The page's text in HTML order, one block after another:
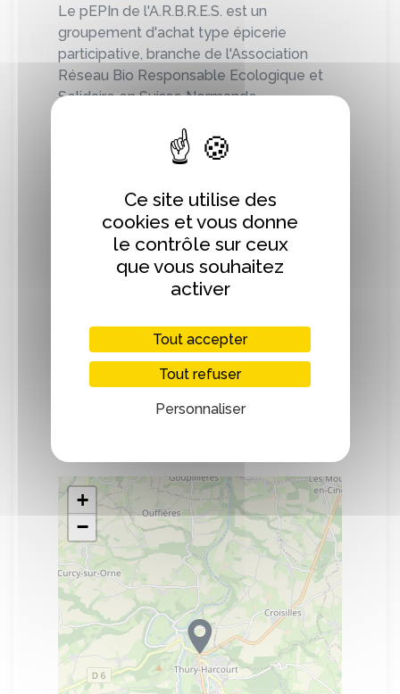
Le pEPIn de l'A.R.B.R.E.S. est un
groupement d'achat type épicerie
participative, branche de l'Association
Réseau Bio Responsable Ecologique et
Solidaire en Suisse Normande.
développer le lien social via la mise en
œuvre de pratiques alimentaires
Les produits proposés aux membres
adhérents du pEPIn de l'A.R.B.R.E.S. sont
en majorité BIO et issus de producteurs
locaux (une quarantaine).
Plus d'infos directement sur
monepi.fr/arbres
+
−
Ce site utilise des
cookies et vous donne
le contrôle sur ceux
que vous souhaitez
activer
Tout accepter
Tout refuser
Personnaliser